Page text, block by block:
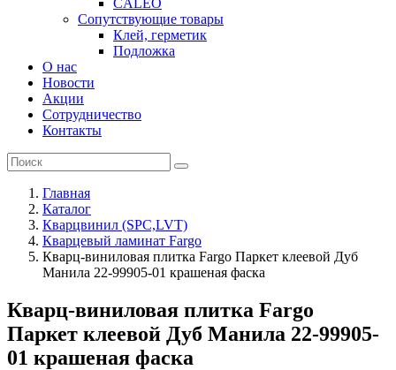
CALEO
Сопутствующие товары
Клей, герметик
Подложка
О нас
Новости
Акции
Сотрудничество
Контакты
Главная
Каталог
Кварцвинил (SPC,LVT)
Кварцевый ламинат Fargo
Кварц-виниловая плитка Fargo Паркет клеевой Дуб
Манила 22-99905-01 крашеная фаска
Кварц-виниловая плитка Fargo
Паркет клеевой Дуб Манила 22-99905-
01 крашеная фаска